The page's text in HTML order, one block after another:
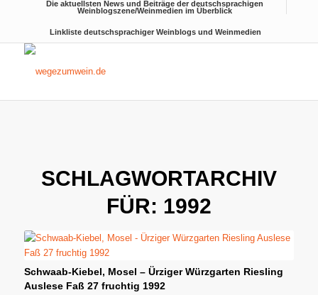
Die aktuellsten News und Beiträge der deutschsprachigen
Weinblogszene/Weinmedien im Überblick
Linkliste deutschsprachiger Weinblogs und Weinmedien
SCHLAGWORTARCHIV
FÜR: 1992
Schwaab-Kiebel, Mosel – Ürziger Würzgarten Riesling
Auslese Faß 27 fruchtig 1992